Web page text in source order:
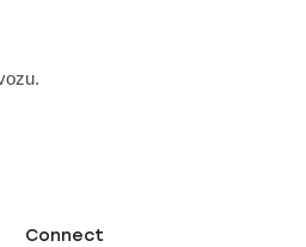
Connect